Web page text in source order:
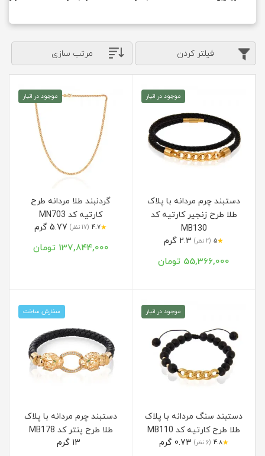
فیلتر کردن مرتب سازی
موجود در انبار
دستبند چرم مردانه با پلاک
طلا طرح زنجیر کارتیه کد
MB130
★
5 (2 نظر)
55,366,000 تومان
موجود در انبار
گردنبند طلا مردانه طرح
کارتیه کد MN703
★
4.7 (17 نظر)
137,844,000 تومان
موجود در انبار
دستبند سنگ مردانه با پلاک
طلا طرح کارتیه کد MB110
★
4.8 (6 نظر)
سفارش ساخت
دستبند چرم مردانه با پلاک
طلا طرح پنتر کد MB178